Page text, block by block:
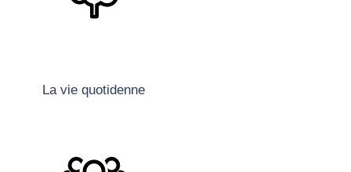
La vie quotidenne